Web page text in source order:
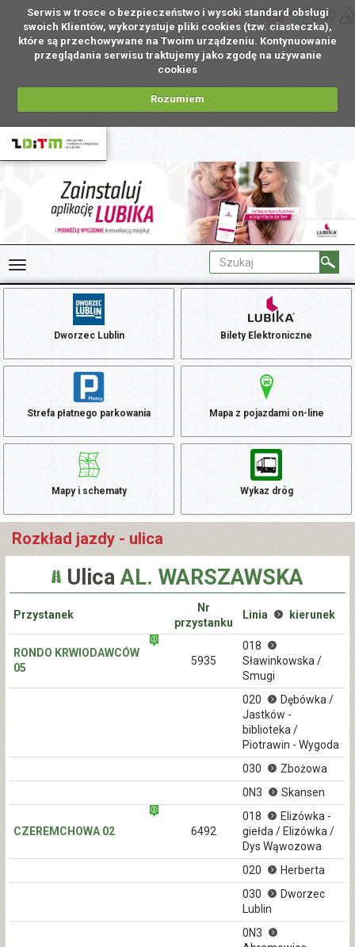
Serwis w trosce o bezpieczeństwo i wysoki standard obsługi
swoich Klientów, wykorzystuje pliki cookies (tzw. ciasteczka),
które są przechowywane na Twoim urządzeniu. Kontynuowanie
przeglądania serwisu traktujemy jako zgodę na używanie
cookies
Rozumiem
PL
Dworzec Lublin Bilety Elektroniczne
Strefa płatnego parkowania Mapa z pojazdami on-line
Mapy i schematy Wykaz dróg
Rozkład jazdy - ulica
UlicaAL. WARSZAWSKA
Przystanek
Nr
przystanku
Linia kierunek
RONDO KRWIODAWCÓW
05
5935
018
Sławinkowska /
Smugi
020
Dębówka /
Jastków -
biblioteka /
Piotrawin - Wygoda
030
Zbożowa
0N3
Skansen
CZEREMCHOWA 02 6492
018
Elizówka -
giełda / Elizówka /
Dys Wąwozowa
020
Herberta
030
Dworzec
Lublin
0N3